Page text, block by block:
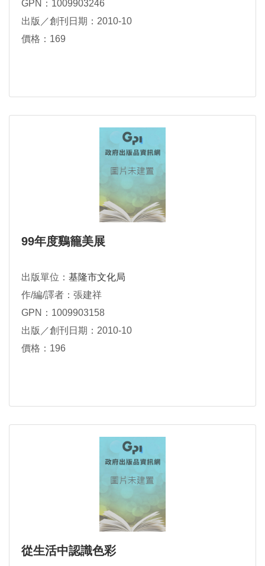
GPN：1009903246
出版／創刊日期：2010-10
價格：169
99年度鷄籠美展
出版單位： 基隆市文化局
作/編/譯者：張建祥
GPN：1009903158
出版／創刊日期：2010-10
價格：196
從生活中認識色彩